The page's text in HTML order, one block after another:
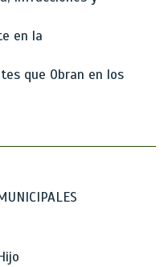
en la
que Obran en los